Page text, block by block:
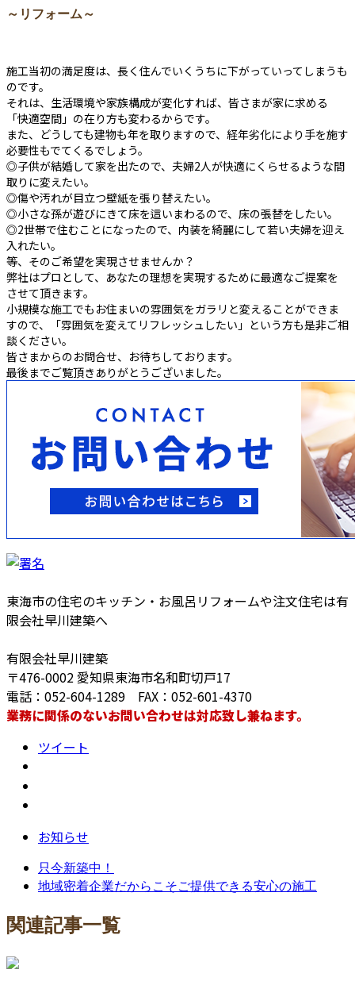
～リフォーム～
施工当初の満足度は、長く住んでいくうちに下がっていってしまうも
のです。
それは、生活環境や家族構成が変化すれば、皆さまが家に求める
「快適空間」の在り方も変わるからです。
また、どうしても建物も年を取りますので、経年劣化により手を施す
必要性もでてくるでしょう。
◎子供が結婚して家を出たので、夫婦2人が快適にくらせるような間
取りに変えたい。
◎傷や汚れが目立つ壁紙を張り替えたい。
◎小さな孫が遊びにきて床を這いまわるので、床の張替をしたい。
◎2世帯で住むことになったので、内装を綺麗にして若い夫婦を迎え
入れたい。
等、そのご希望を実現させませんか？
弊社はプロとして、あなたの理想を実現するために最適なご提案を
させて頂きます。
小規模な施工でもお住まいの雰囲気をガラリと変えることができま
すので、「雰囲気を変えてリフレッシュしたい」という方も是非ご相
談ください。
皆さまからのお問合せ、お待ちしております。
最後までご覧頂きありがとうございました。
東海市の住宅のキッチン・お風呂リフォームや注文住宅は有
限会社早川建築へ
有限会社早川建築
〒476-0002 愛知県東海市名和町切戸17
電話：052-604-1289 FAX：052-601-4370
業務に関係のないお問い合わせは対応致し兼ねます。
ツイート
お知らせ
只今新築中！
地域密着企業だからこそご提供できる安心の施工
関連記事一覧